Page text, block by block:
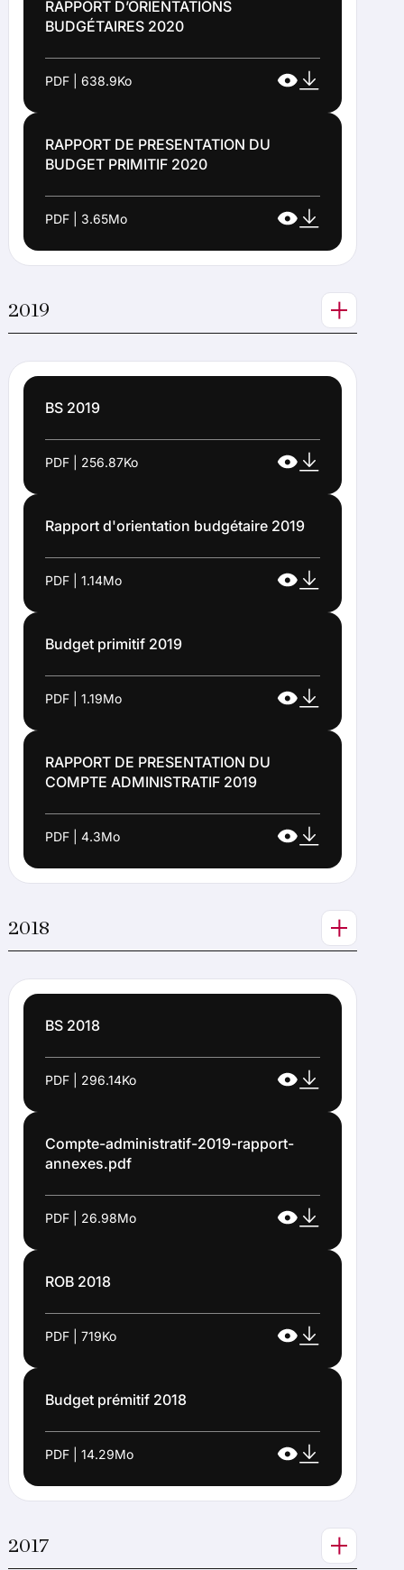
RAPPORT D’ORIENTATIONS
BUDGÉTAIRES 2020
PDF | 638.9Ko
RAPPORT DE PRESENTATION DU
BUDGET PRIMITIF 2020
PDF | 3.65Mo
2019
BS 2019
PDF | 256.87Ko
Rapport d'orientation budgétaire 2019
PDF | 1.14Mo
Budget primitif 2019
PDF | 1.19Mo
RAPPORT DE PRESENTATION DU
COMPTE ADMINISTRATIF 2019
PDF | 4.3Mo
2018
BS 2018
PDF | 296.14Ko
Compte-administratif-2019-rapport-
annexes.pdf
PDF | 26.98Mo
ROB 2018
PDF | 719Ko
Budget prémitif 2018
PDF | 14.29Mo
2017